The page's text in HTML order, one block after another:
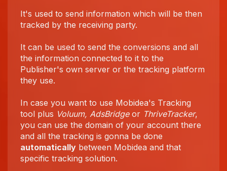
It's used to send information which will be then
tracked by the receiving party.
It can be used to send the conversions and all
the information connected to it to the
Publisher's own server or the tracking platform
they use.
In case you want to use Mobidea's Tracking
tool plus Voluum, AdsBridge or ThriveTracker,
you can use the domain of your account there
and all the tracking is gonna be done
automatically between Mobidea and that
specific tracking solution.